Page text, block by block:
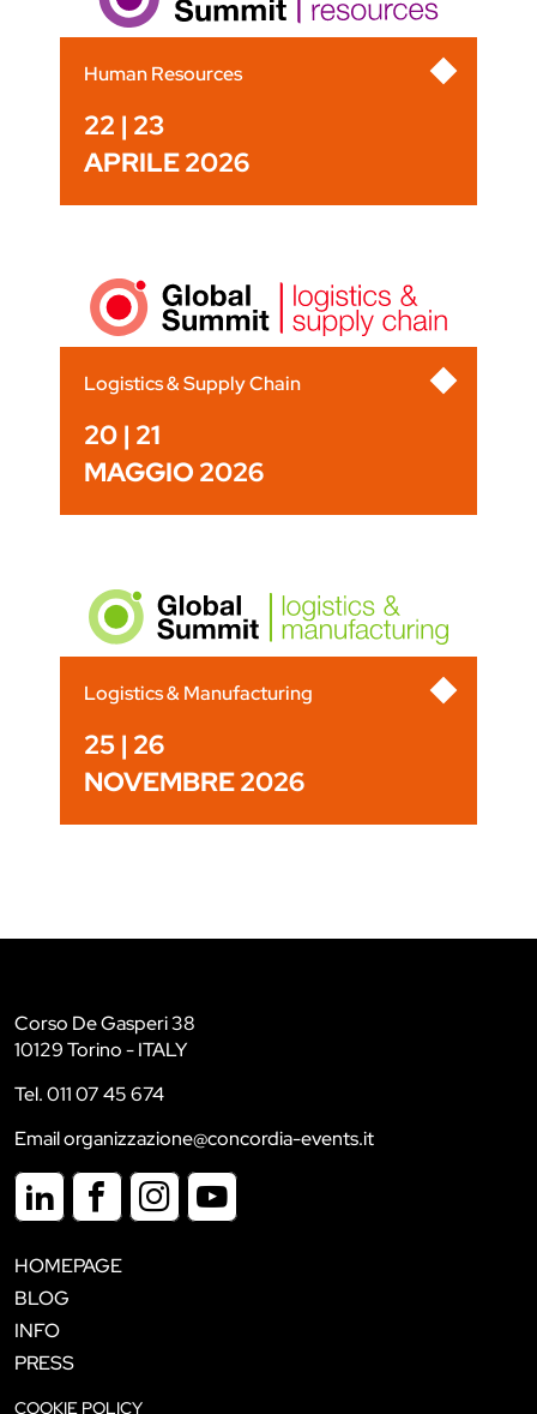
Human Resources
22 | 23
APRILE 2026
Logistics & Supply Chain
20 | 21
MAGGIO 2026
Logistics & Manufacturing
25 | 26
NOVEMBRE 2026
Corso De Gasperi 38
10129 Torino - ITALY
Tel. 011 07 45 674
Email organizzazione@concordia-events.it
HOMEPAGE
BLOG
INFO
PRESS
COOKIE POLICY